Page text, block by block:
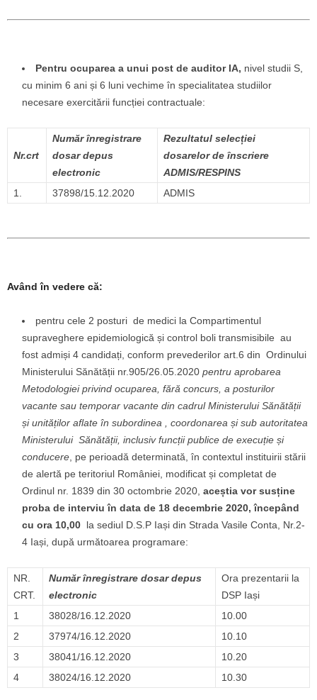
Pentru ocuparea a unui post de auditor IA, nivel studii S,
cu minim 6 ani și 6 luni vechime în specialitatea studiilor
necesare exercitării funcției contractuale:
Nr.crt
Număr înregistrare
dosar depus
electronic
Rezultatul selecției
dosarelor de înscriere
ADMIS/RESPINS
1.
37898/15.12.2020 ADMIS
Având în vedere că:
pentru cele 2 posturi de medici la Compartimentul
supraveghere epidemiologică și control boli transmisibile au
fost admiși 4 candidați, conform prevederilor art.6 din Ordinului
Ministerului Sănătății nr.905/26.05.2020 pentru aprobarea
Metodologiei privind ocuparea, fără concurs, a posturilor
vacante sau temporar vacante din cadrul Ministerului Sănătății
și unităților aflate în subordinea , coordonarea și sub autoritatea
Ministerului Sănătății, inclusiv funcții publice de execuție și
conducere , pe perioadă determinată, în contextul instituirii stării
de alertă pe teritoriul României, modificat și completat de
Ordinul nr. 1839 din 30 octombrie 2020, aceștia vor susține
proba de interviu în data de 18 decembrie 2020, începând
cu ora 10,00 la sediul D.S.P Iași din Strada Vasile Conta, Nr.2-
4 Iași, după următoarea programare:
NR.
CRT.
Număr înregistrare dosar depus
electronic
Ora prezentarii la
DSP Iași
1
38028/16.12.2020
10.00
2
37974/16.12.2020
10.10
3
38041/16.12.2020
10.20
4
38024/16.12.2020 10.30